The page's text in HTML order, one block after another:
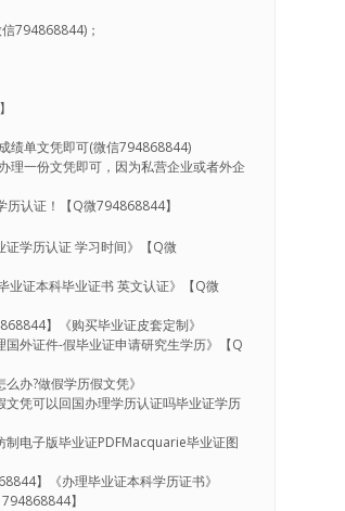
794868844)；
绩单文凭即可(微信794868844)
理一份文凭即可，因为私营企业或者外企
认证！【Q微794868844】
证学历认证 学习时间》【Q微
业证本科毕业证书 英文认证》【Q微
】《购买毕业证皮套定制》
国外证件-假毕业证申请研究生学历》【Q
办?做假学历假文凭》
凭可以回国办理学历认证吗毕业证学历
制电子版毕业证PDFMacquarie毕业证图
】《办理毕业证本科学历证书》
】